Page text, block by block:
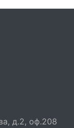
д.2, оф.208